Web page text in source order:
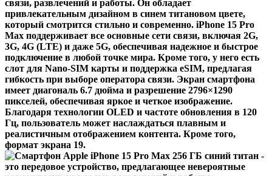
связи, развлечений и работы. Он обладает
привлекательным дизайном в синем титановом цвете,
который смотрится стильно и современно. iPhone 15 Pro
Max поддерживает все основные сети связи, включая 2G,
3G, 4G (LTE) и даже 5G, обеспечивая надежное и быстрое
подключение в любой точке мира. Кроме того, у него есть
слот для Nano-SIM карты и поддержка eSIM, предлагая
гибкость при выборе оператора связи. Экран смартфона
имеет диагональ 6.7 дюйма и разрешение 2796×1290
пикселей, обеспечивая яркое и четкое изображение.
Благодаря технологии OLED и частоте обновления в 120
Гц, пользователь может наслаждаться плавным и
реалистичным отображением контента. Кроме того,
формат экрана 19.